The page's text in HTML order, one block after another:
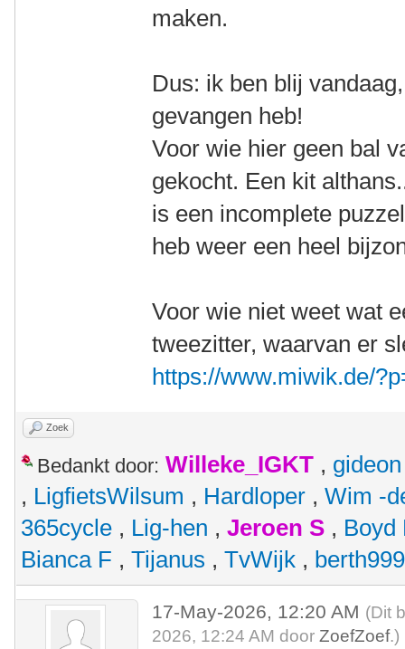
maken.
Dus: ik ben blij
gevangen heb!
Voor wie hier geen bal
gekocht. Een kit
is een incomplete
heb weer een heel
Voor wie niet weet wat
tweezitter, waarvan er
https://www.miwik.de/
Zoek
Bedankt door: Willeke_IGKT , gideon
, LigfietsWilsum , Hardloper , Wim -
365cycle , Lig-hen , Jeroen S , Boyd
Bianca F , Tijanus , TvWijk ,
17-May-2026, 12:20 AM (Dit
2026, 12:24 AM doorZoefZoef.)